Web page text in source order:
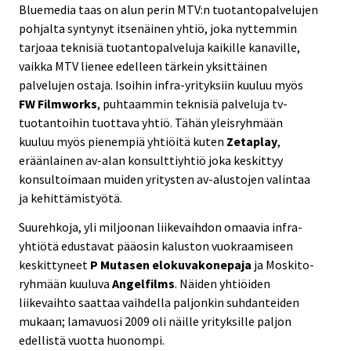
Bluemedia taas on alun perin MTV:n tuotantopalvelujen
pohjalta syntynyt itsenäinen yhtiö, joka nyttemmin
tarjoaa teknisiä tuotantopalveluja kaikille kanaville,
vaikka MTV lienee edelleen tärkein yksittäinen
palvelujen ostaja. Isoihin infra-yrityksiin kuuluu myös
FW Filmworks, puhtaammin teknisiä palveluja tv-
tuotantoihin tuottava yhtiö. Tähän yleisryhmään
kuuluu myös pienempiä yhtiöitä kuten Zetaplay,
eräänlainen av-alan konsulttiyhtiö joka keskittyy
konsultoimaan muiden yritysten av-alustojen valintaa
ja kehittämistyötä.
Suurehkoja, yli miljoonan liikevaihdon omaavia infra-
yhtiötä edustavat pääosin kaluston vuokraamiseen
keskittyneet P Mutasen elokuvakonepaja ja Moskito-
ryhmään kuuluva Angelfilms. Näiden yhtiöiden
liikevaihto saattaa vaihdella paljonkin suhdanteiden
mukaan; lamavuosi 2009 oli näille yrityksille paljon
edellistä vuotta huonompi.